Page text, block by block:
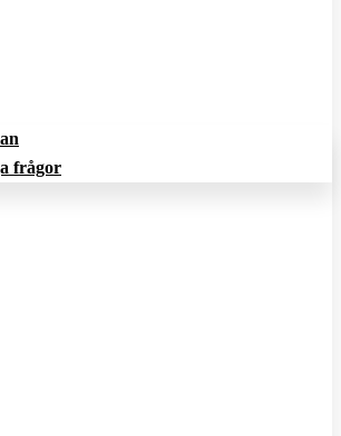
frågor